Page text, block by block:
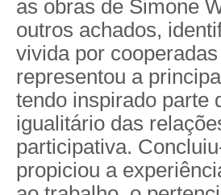
as obras de Simone
outros achados,
vivida por
representou a
tendo inspirado parte
igualitário das
participativa.
propiciou a